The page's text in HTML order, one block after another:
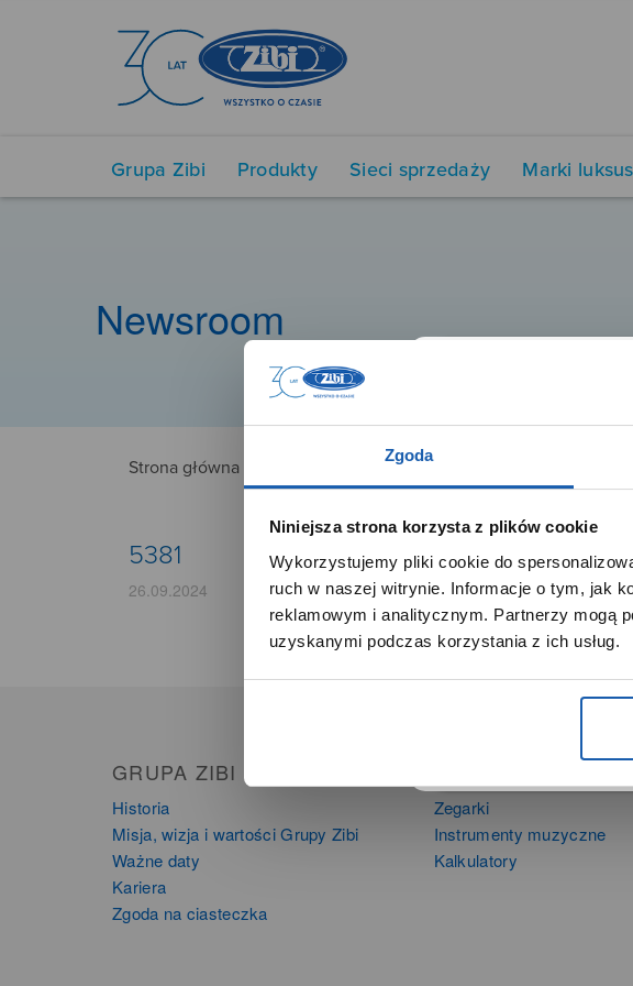
Zgoda
Niniejsza strona korzysta z plików cookie
Wykorzystujemy pliki cookie do
ruch w naszej witrynie. Informacje o tym, jak
reklamowym i analitycznym. Partnerzy mogą
uzyskanymi podczas korzystania z ich usług.
Grupa Zibi Produkty Sieci sprzedaży Marki
Newsroom
Strona główna
5381
26.09.2024
GRUPA ZIBI
Historia
Misja, wizja i wartości Grupy Zibi
Ważne daty
Kariera
Zgoda na ciasteczka
Zegarki
Instrumenty muzyczne
Kalkulatory
Używamy plików
optymalizować jej
DOWIEDZ